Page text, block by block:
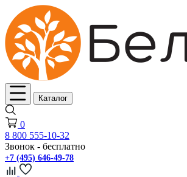
Каталог
0
8 800 555-10-32
Звонок - бесплатно
+7 (495) 646-49-78